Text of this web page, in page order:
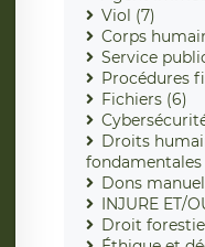
Viol (7)
Corps
Service
Procédures
Fichiers (6)
Droits
fondamentales
Dons
INJURE ET/
Droit